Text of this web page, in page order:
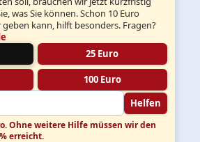
was Sie können. Schon 10 Euro
kann, hilft besonders. Fragen?
25 Euro
100 Euro
Helfen
Ohne weitere Hilfe müssen wir den
erreicht.